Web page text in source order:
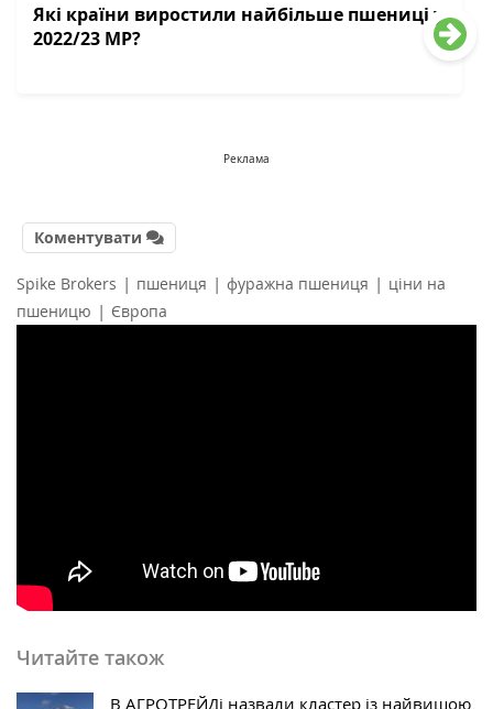
Які країни виростили найбільше пшениці у
2022/23 МР?
Реклама
Коментувати
Spike Brokers | пшениця | фуражна пшениця | ціни на
пшеницю | Європа
Читайте також
В АГРОТРЕЙДі назвали кластер із найвищою